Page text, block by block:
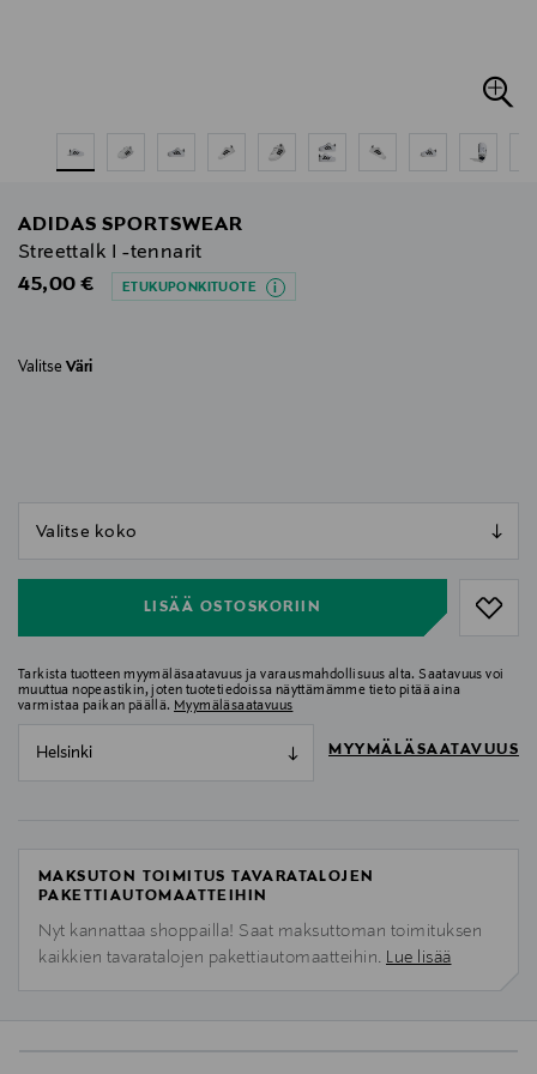
ADIDAS SPORTSWEAR
Streettalk I -tennarit
Original Price
45,00 € ETUKUPONKITUOTE
Valitse Väri
LISÄÄ OSTOSKORIIN
Tarkista tuotteen myymäläsaatavuus ja varausmahdollisuus alta. Saatavuus voi
muuttua nopeastikin, joten tuotetiedoissa näyttämämme tieto pitää aina
varmistaa paikan päällä. Myymäläsaatavuus
Helsinki MYYMÄLÄSAATAVUUS
MAKSUTON TOIMITUS TAVARATALOJEN
PAKETTIAUTOMAATTEIHIN
Nyt kannattaa shoppailla! Saat maksuttoman toimituksen
kaikkien tavaratalojen pakettiautomaatteihin. Lue lisää